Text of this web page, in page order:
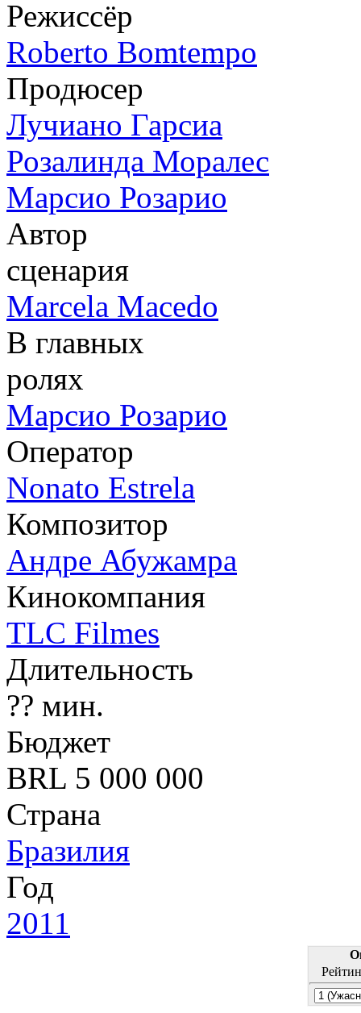
Режиссёр
Roberto Bomtempo
Продюсер
Лучиано Гарсиа
Розалинда Моралес
Марсио Розарио
Автор
сценария
Marcela Macedo
В главных
ролях
Марсио Розарио
Оператор
Nonato Estrela
Композитор
Андре Абужамра
Кинокомпания
TLC Filmes
Длительность
?? мин.
Бюджет
BRL 5 000 000
Страна
Бразилия
Год
2011